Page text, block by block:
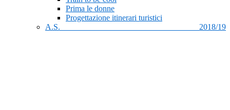
Prima le donne
Progettazione itinerari turistici
A.S. 2018/19